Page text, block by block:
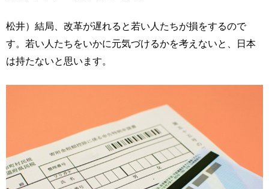
松井）結局、改革が遅れると若い人たちが損をするので
す。若い人たちをいかに元気づけるかを考えないと、日本
は持たないと思います。